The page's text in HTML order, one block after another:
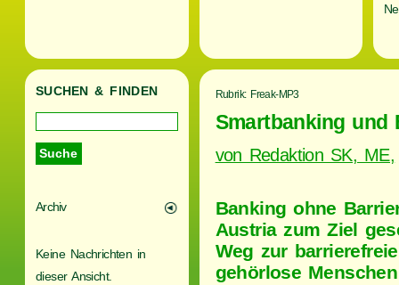
SUCHEN & FINDEN
Archiv
Keine Nachrichten in
dieser Ansicht.
Rubrik: Freak-MP3
Smartbanking und
von Redaktion SK, ME,
Banking ohne
Austria zum Ziel
Weg zur
gehörlose